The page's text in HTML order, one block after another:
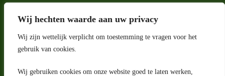
Wij hechten waarde aan uw privacy
Wij zijn wettelijk verplicht om toestemming te vragen voor het
gebruik van cookies.
Wij gebruiken cookies om onze website goed te laten werken,